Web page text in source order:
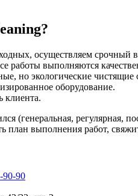
осуществляем срочный
работы выполняются
но экологические чистящие
оборудование.
клиента.
(генеральная, регулярная,
план выполнения работ,
90-90